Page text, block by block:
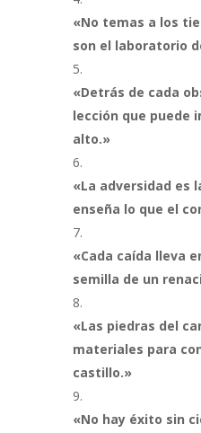
«No temas a los
son el laboratorio
«Detrás de cada
lección que puede
alto.»
«La adversidad es
enseña lo que el
«Cada caída lleva
semilla de un
«Las piedras del
materiales para
castillo.»
«No hay éxito sin